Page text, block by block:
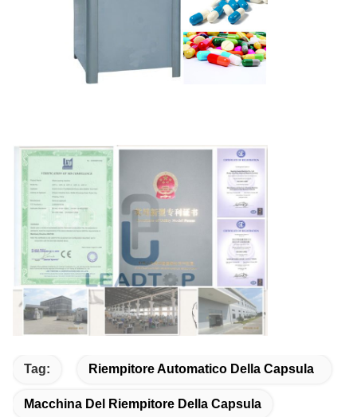
Tag: Riempitore Automatico Della Capsula
Macchina Del Riempitore Della Capsula